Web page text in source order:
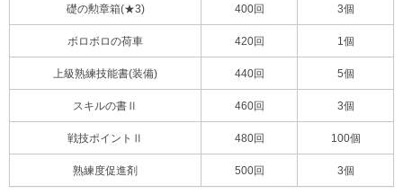
礎の勲章箱(★3) 400回 3個
ボロボロの荷車 420回 1個
上級熟練技能書(装備) 440回 5個
スキルの書Ⅱ 460回 3個
戦技ポイントⅡ 480回 100個
熟練度促進剤 500回 3個